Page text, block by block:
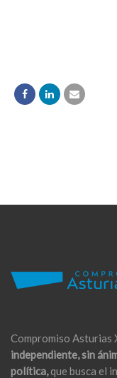
Compromiso Asturias
independiente, sin
política,que busca el